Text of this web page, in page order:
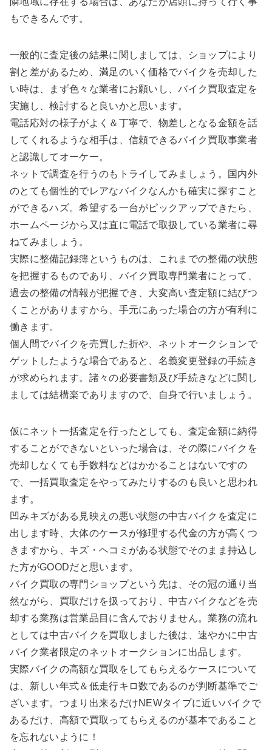
もできるんです。
一般的に査定後の結果に関しましては、ショップにより
割と差があるため、満足のいく価格でバイクを売却した
い時は、まず色々な業者にお願いし、バイク買取査定を
実施し、検討すると良いかと思います。
電話応対の様子がよく＆丁寧で、物差しとなる金額を話
してくれるような相手は、信頼できるバイク買取事業者
と認識してオーケー。
ネットで調査を行うのもトライしてみましょう。国内外
のとても個性的でレアなバイクなんかも確実に探すこと
ができるハズ。希望する一台がピックアップできたら、
ホームページから又は直に電話で取扱している業者に尋
ねてみましょう。
実際に整備記録簿というものは、これまでの整備の状態
を把握するものであり、バイク買取専門業者にとって、
過去の整備の情報が把握でき、大変高い査定額に結びつ
くことがありますから、手元にあった場合の方が有利に
働きます。
個人間でバイクを売買した折や、ネットオークションで
ゲットしたような場合であると、名義変更登録の手続き
が求められます。諸々の必要書類及び手続きなどに関し
ましては結構楽でありますので、自身で行いましょう。
仮にネット一括査定を行ったとしても、査定金額に納得
することができないといった場合は、その際にバイクを
売却しなくても手数料などはかかることはないですの
で、一括買取査定をやってみたりするのも良いと思われ
ます。
凹みキズがある見映えの悪い状態の中古バイクを査定に
出します時、大体のケースが修理する代金の方が高くつ
きますから、キズ・ヘコミがある状態でそのまま持込し
た方がGOODだと思います。
バイク買取の専門ショップという先は、その冠の通り当
然ながら、買取だけを扱っており、中古バイクなどを売
却する業務は営業品目に含んでおりません。業務の流れ
としては中古バイクを買取しました後は、速やかに中古
バイク業者限定のネットオークションに出品します。
実際バイクの高額な買取をしてもらえるケースについて
は、新しい年式＆低走行キロ数であるのが判断基準でご
ざいます。つまり出来るだけNEWタイプに近いバイクで
あるだけ、高額で買取ってもらえるのが基本であること
を忘れないように！